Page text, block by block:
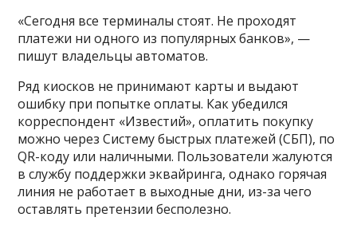
«Сегодня все терминалы стоят. Не проходят
платежи ни одного из популярных банков», —
пишут владельцы автоматов.
Ряд киосков не принимают карты и выдают
ошибку при попытке оплаты. Как убедился
корреспондент «Известий», оплатить покупку
можно через Систему быстрых платежей (СБП), по
QR-коду или наличными. Пользователи жалуются
в службу поддержки эквайринга, однако горячая
линия не работает в выходные дни, из-за чего
оставлять претензии бесполезно.